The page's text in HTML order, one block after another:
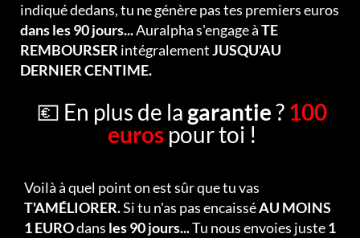
indiqué dedans, tu ne génère pas tes premiers euros
dans les 90 jours...Auralpha s'engage àTE
REMBOURSER intégralementJUSQU'AU
DERNIER CENTIME.
💶 En plus de la garantie? 100
eurospour toi !
Voilà à quel point on est sûr que tu vas
T'AMÉLIORER.Si tu n'as pas encaisséAU MOINS
1 EUROdans les 90 jours...Tu nous envoies juste1